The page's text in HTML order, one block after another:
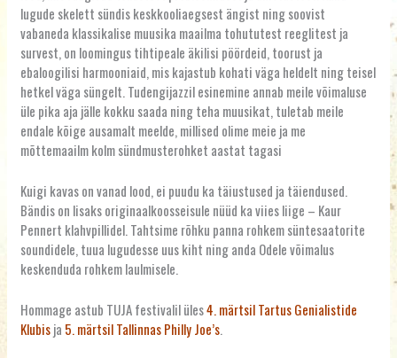
lugude skelett sündis keskkooliaegsest ängist ning soovist
vabaneda klassikalise muusika maailma tohututest reeglitest ja
survest, on loomingus tihtipeale äkilisi pöördeid, toorust ja
ebaloogilisi harmooniaid, mis kajastub kohati väga heldelt ning teisel
hetkel väga süngelt. Tudengijazzil esinemine annab meile võimaluse
üle pika aja jälle kokku saada ning teha muusikat, tuletab meile
endale kõige ausamalt meelde, millised olime meie ja me
mõttemaailm kolm sündmusterohket aastat tagasi
Kuigi kavas on vanad lood, ei puudu ka täiustused ja täiendused.
Bändis on lisaks originaalkoosseisule nüüd ka viies liige – Kaur
Pennert klahvpillidel. Tahtsime rõhku panna rohkem süntesaatorite
soundidele, tuua lugudesse uus kiht ning anda Odele võimalus
keskenduda rohkem laulmisele.
Hommage astub TUJA festivalil üles4. märtsil Tartus Genialistide
Klubisja 5. märtsil Tallinnas Philly Joe’s.